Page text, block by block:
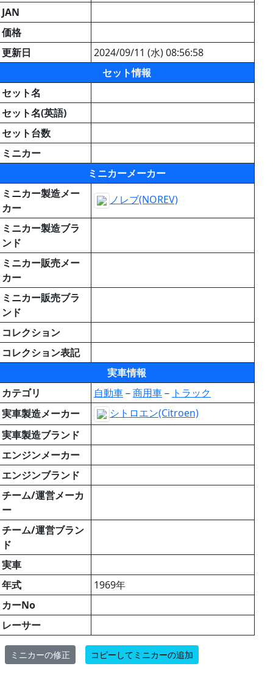
JAN
価格
更新日
2024/09/11 (水) 08:56:58
セット情報
セット名
セット名(英語)
セット台数
ミニカー
ミニカーメーカー
ミニカー製造メー
カー
ノレブ(NOREV)
ミニカー製造ブラ
ンド
ミニカー販売メー
カー
ミニカー販売ブラ
ンド
コレクション
コレクション表記
実車情報
カテゴリ
自動車－商用車－ トラック
実車製造メーカー
シトロエン(Citroen)
実車製造ブランド
エンジンメーカー
エンジンブランド
チーム/運営メーカ
ー
チーム/運営ブラン
ド
実車
年式
1969年
カーNo
レーサー
ミニカーの修正 コピーしてミニカーの追加